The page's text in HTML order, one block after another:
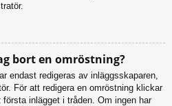
bort en omröstning?
endast redigeras av inläggsskaparen,
För att redigera en omröstning klickar
inlägget i tråden. Om ingen har